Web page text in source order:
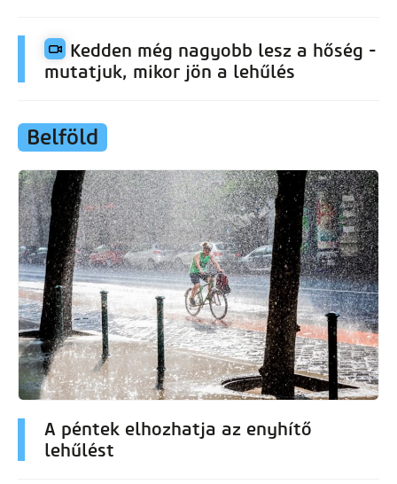
Kedden még nagyobb lesz a hőség -
mutatjuk, mikor jön a lehűlés
Belföld
A péntek elhozhatja az enyhítő
lehűlést